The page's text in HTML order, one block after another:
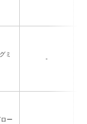
-